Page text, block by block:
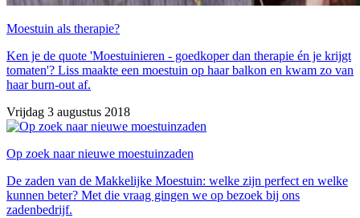
Moestuin als therapie?
Ken je de quote 'Moestuinieren - goedkoper dan therapie én je krijgt
tomaten'? Liss maakte een moestuin op haar balkon en kwam zo van
haar burn-out af.
Vrijdag 3 augustus 2018
Op zoek naar nieuwe moestuinzaden
De zaden van de Makkelijke Moestuin: welke zijn perfect en welke
kunnen beter? Met die vraag gingen we op bezoek bij ons
zadenbedrijf.